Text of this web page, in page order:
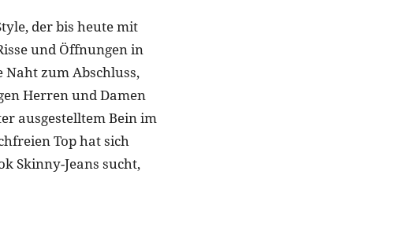
der bis heute mit
und Öffnungen in
Naht zum Abschluss,
Herren und Damen
ausgestelltem Bein im
Top hat sich
Skinny-Jeans sucht,